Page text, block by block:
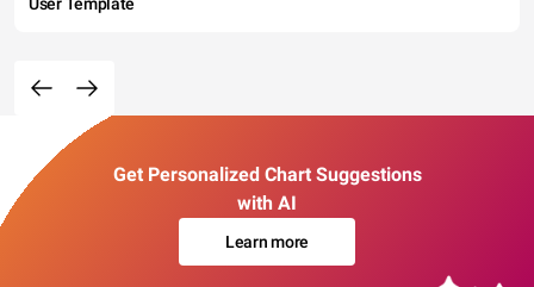
Get Personalized Chart Suggestions
with AI
Learn more